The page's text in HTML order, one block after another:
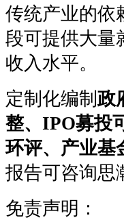
传统产业的依
段可提供大量
收入水平。
定制化编制政
整、IPO募投
环评、产业基
报告可咨询思
免责声明：